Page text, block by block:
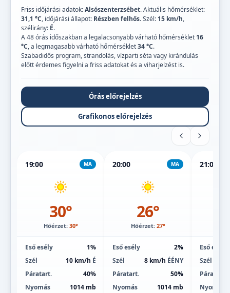
Friss időjárási adatok:Alsószenterzsébet. Aktuális hőmérséklet:
31,1 °C, időjárási állapot: Részben felhős. Szél: 15 km/h,
szélirány: É.
A 48 órás időszakban a legalacsonyabb várható hőmérséklet 16
°C, a legmagasabb várható hőmérséklet34 °C.
Szabadidős program, strandolás, vízparti séta vagy kirándulás
előtt érdemes figyelni a friss adatokat és a viharjelzést is.
Órás előrejelzés
Grafikonos előrejelzés
19:00 MA
30°
Hőérzet: 30°
Eső esély
1%
Szél
10 km/h É
Páratart.
40%
Nyomás
1014 mb
20:00 MA
26°
Hőérzet: 27°
Eső esély
2%
Szél
8 km/h ÉÉNY
Páratart.
50%
Nyomás
1014 mb
21:00
Eső esély
Szél
Páratart.
Nyomás